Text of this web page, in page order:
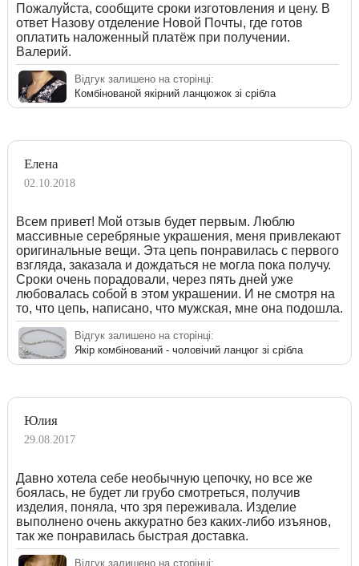
Пожалуйста, сообщите сроки изготовления и цену. В
ответ Назову отделение Новой Почты, где готов
оплатить наложенный платёж при получении.
Валерий.
Відгук залишено на сторінці:
Комбінованой якірний ланцюжок зі срібла
Елена
02.10.2018
Всем привет! Мой отзыв будет первым. Люблю
массивные серебряные украшения, меня привлекают
оригинальные вещи. Эта цепь понравилась с первого
взгляда, заказала и дождаться не могла пока получу.
Сроки очень порадовали, через пять дней уже
любовалась собой в этом украшении. И не смотря на
то, что цепь, написано, что мужская, мне она подошла.
Відгук залишено на сторінці:
Якір комбінований - чоловічий ланцюг зі срібла
Юлия
29.08.2017
Давно хотела себе необычную цепочку, но все же
боялась, не будет ли грубо смотреться, получив
изделия, поняла, что зря переживала. Изделие
выполнено очень аккуратно без каких-либо изъянов,
так же понравилась быстрая доставка.
Відгук залишено на сторінці: